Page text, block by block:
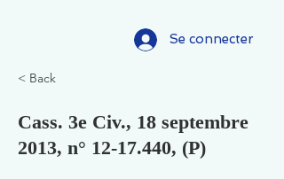
Se connecter
< Back
Cass. 3e Civ., 18 septembre
2013, n° 12-17.440, (P)